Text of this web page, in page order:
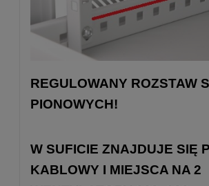
REGULOWANY ROZSTAW
PIONOWYCH!
W SUFICIE ZNAJDUJE SIĘ
KABLOWY I MIEJSCA NA 2